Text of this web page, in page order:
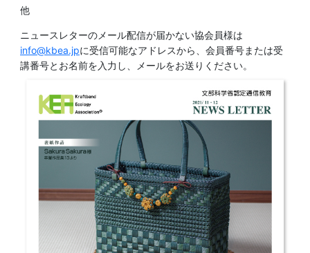
他
ニュースレターのメール配信が届かない協会員様は
info@kbea.jpに受信可能なアドレスから、会員番号または受
講番号とお名前を入力し、メールをお送りください。